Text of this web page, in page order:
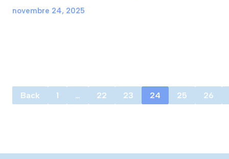
novembre 24, 2025
Back 1 … 22 23 24 25 26